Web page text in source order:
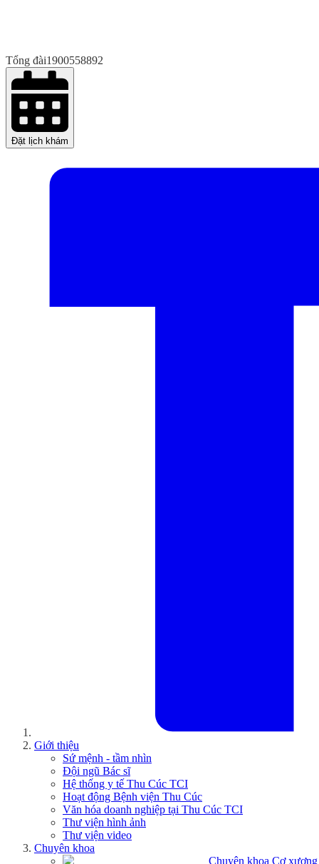
Tổng đài1900558892
Đặt lịch khám
Giới thiệu
Sứ mệnh - tầm nhìn
Đội ngũ Bác sĩ
Hệ thống y tế Thu Cúc TCI
Hoạt động Bệnh viện Thu Cúc
Văn hóa doanh nghiệp tại Thu Cúc TCI
Thư viện hình ảnh
Thư viện video
Chuyên khoa
Chuyên khoa Cơ